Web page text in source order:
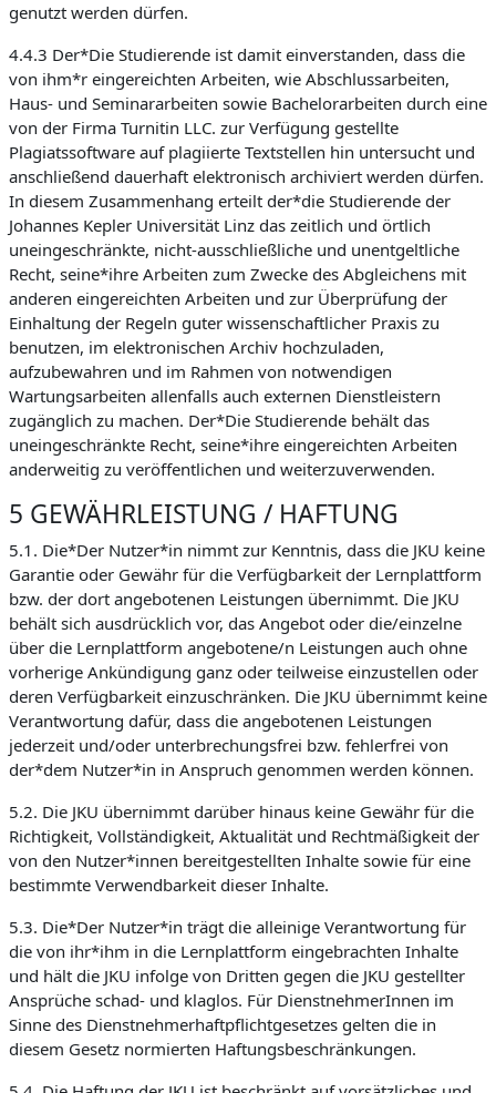
genutzt werden dürfen.
4.4.3 Der*Die Studierende ist damit einverstanden, dass die
von ihm*r eingereichten Arbeiten, wie Abschlussarbeiten,
Haus- und Seminararbeiten sowie Bachelorarbeiten durch eine
von der Firma Turnitin LLC. zur Verfügung gestellte
Plagiatssoftware auf plagiierte Textstellen hin untersucht und
anschließend dauerhaft elektronisch archiviert werden dürfen.
In diesem Zusammenhang erteilt der*die Studierende der
Johannes Kepler Universität Linz das zeitlich und örtlich
uneingeschränkte, nicht-ausschließliche und unentgeltliche
Recht, seine*ihre Arbeiten zum Zwecke des Abgleichens mit
anderen eingereichten Arbeiten und zur Überprüfung der
Einhaltung der Regeln guter wissenschaftlicher Praxis zu
benutzen, im elektronischen Archiv hochzuladen,
aufzubewahren und im Rahmen von notwendigen
Wartungsarbeiten allenfalls auch externen Dienstleistern
zugänglich zu machen. Der*Die Studierende behält das
uneingeschränkte Recht, seine*ihre eingereichten Arbeiten
anderweitig zu veröffentlichen und weiterzuverwenden.
5 GEWÄHRLEISTUNG / HAFTUNG
5.1. Die*Der Nutzer*in nimmt zur Kenntnis, dass die JKU keine
Garantie oder Gewähr für die Verfügbarkeit der Lernplattform
bzw. der dort angebotenen Leistungen übernimmt. Die JKU
behält sich ausdrücklich vor, das Angebot oder die/einzelne
über die Lernplattform angebotene/n Leistungen auch ohne
vorherige Ankündigung ganz oder teilweise einzustellen oder
deren Verfügbarkeit einzuschränken. Die JKU übernimmt keine
Verantwortung dafür, dass die angebotenen Leistungen
jederzeit und/oder unterbrechungsfrei bzw. fehlerfrei von
der*dem Nutzer*in in Anspruch genommen werden können.
5.2. Die JKU übernimmt darüber hinaus keine Gewähr für die
Richtigkeit, Vollständigkeit, Aktualität und Rechtmäßigkeit der
von den Nutzer*innen bereitgestellten Inhalte sowie für eine
bestimmte Verwendbarkeit dieser Inhalte.
5.3. Die*Der Nutzer*in trägt die alleinige Verantwortung für
die von ihr*ihm in die Lernplattform eingebrachten Inhalte
und hält die JKU infolge von Dritten gegen die JKU gestellter
Ansprüche schad- und klaglos. Für DienstnehmerInnen im
Sinne des Dienstnehmerhaftpflichtgesetzes gelten die in
diesem Gesetz normierten Haftungsbeschränkungen.